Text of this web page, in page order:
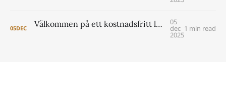
05DEC Välkommen på ett kostnadsfritt lunchseminarium om coreutbildningen i Lund 2026- 2029 05
dec
2025
1 min read